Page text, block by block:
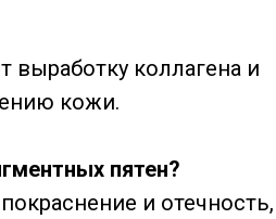
выработку коллагена и
кожи.
пятен?
и отечность,